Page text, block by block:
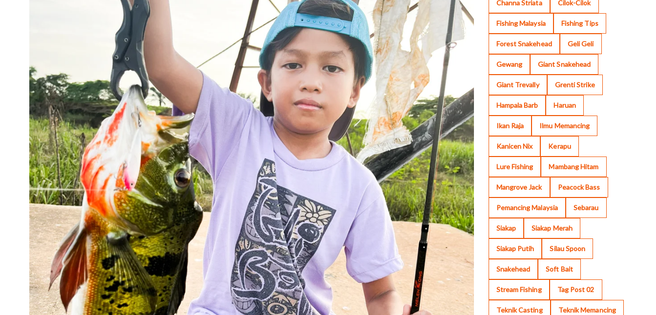
Channa Striata Cilok-Cilok
Fishing Malaysia Fishing Tips
Forest Snakehead Geli Geli
Gewang Giant Snakehead
Giant Trevally Grenti Strike
Hampala Barb Haruan
Ikan Raja Ilmu Memancing
Kanicen Nix Kerapu
Lure Fishing Mambang Hitam
Mangrove Jack Peacock Bass
Pemancing Malaysia Sebarau
Siakap Siakap Merah
Siakap Putih Silau Spoon
Snakehead Soft Bait
Stream Fishing Tag Post 02
Teknik Casting Teknik Memancing